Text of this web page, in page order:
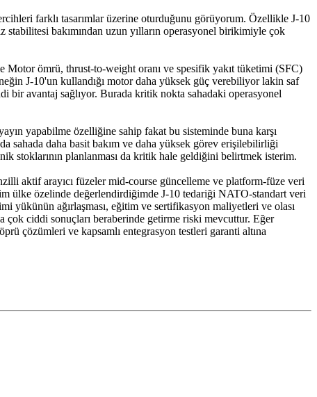
farklı tasarımlar üzerine oturduğunu görüyorum. Özellikle J-10
stabilitesi bakımından uzun yılların operasyonel birikimiyle çok
ömrü, thrust-to-weight oranı ve spesifik yakıt tüketimi (SFC)
J-10'un kullandığı motor daha yüksek güç verebiliyor lakin saf
bir avantaj sağlıyor. Burada kritik nokta sahadaki operasyonel
yapabilme özelliğine sahip fakat bu sisteminde buna karşı
sahada daha basit bakım ve daha yüksek görev erişilebilirliği
stoklarının planlanması da kritik hale geldiğini belirtmek isterim.
aktif arayıcı füzeler mid-course güncelleme ve platform-füze veri
ülke özelinde değerlendirdiğimde J-10 tedariği NATO-standart veri
yükünün ağırlaşması, eğitim ve sertifikasyon maliyetleri ve olası
çok ciddi sonuçları beraberinde getirme riski mevcuttur. Eğer
çözümleri ve kapsamlı entegrasyon testleri garanti altına